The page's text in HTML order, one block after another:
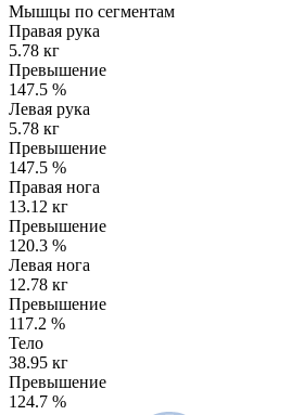
Мышцы по сегментам
Правая рука
5.78 кг
Превышение
147.5 %
Левая рука
5.78 кг
Превышение
147.5 %
Правая нога
13.12 кг
Превышение
120.3 %
Левая нога
12.78 кг
Превышение
117.2 %
Тело
38.95 кг
Превышение
124.7 %